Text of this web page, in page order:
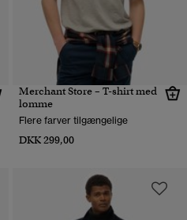
Merchant Store – T-shirt med
lomme
Flere farver tilgængelige
DKK 299,00